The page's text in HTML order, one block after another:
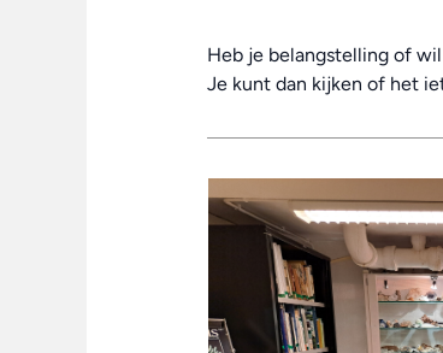
Heb je belangstelling of
Je kunt dan kijken of het